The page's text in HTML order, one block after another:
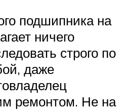
подшипника на
ничего
строго по
даже
ремонтом. Не на